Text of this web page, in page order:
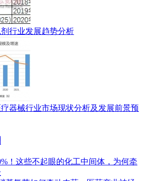
行业发展趋势分析
器械行业市场现状分析及发展前景预
！这些不起眼的化工中间体，为何牵